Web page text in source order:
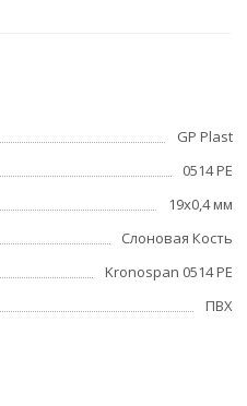
GP Plast
0514 PE
19x0,4 мм
Слоновая Кость
Kronospan 0514 PE
ПВХ